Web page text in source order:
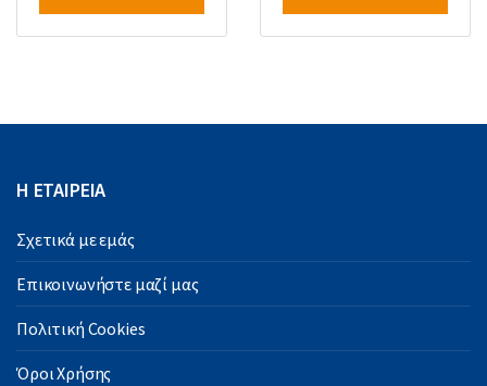
Η ΕΤΑΙΡΕΙΑ
Σχετικά με εμάς
Επικοινωνήστε μαζί μας
Πολιτική Cookies
Όροι Χρήσης